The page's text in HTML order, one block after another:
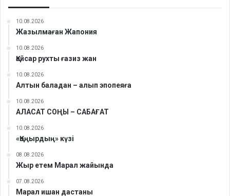
10.08.2026
Жазылмаған Жапония
10.08.2026
Қайсар рухты ғазиз жан
10.08.2026
Алтын баладан – алып эпопеяға
10.08.2026
АЛАСАТ СОҢЫ – САБАҒАТ
10.08.2026
«Қоңырдың» күзі
08.08.2026
Жыр етем Марал жайында
07.08.2026
Марал ишан дастаны